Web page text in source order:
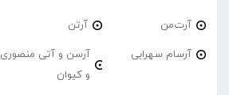
آرت‌من آرتن
آرسام سهرابی
آرسن و آتی منصوری
و کیوان